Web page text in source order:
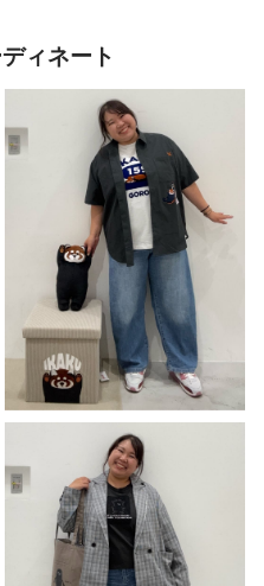
ィネート